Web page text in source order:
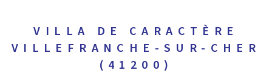
VILLA DE CARACTÈRE
VILLEFRANCHE-SUR-CHER
(41200)